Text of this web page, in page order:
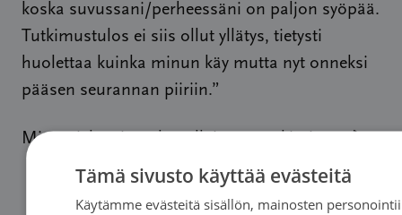
koska suvussani/perheessäni on paljon syöpää.
Tutkimustulos ei siis ollut yllätys, tietysti
huolettaa kuinka minun käy mutta nyt onneksi
pääsen seurannan piiriin.”
Mitä mieltä sinä olet tällaisesta tutkimisesta?
Tämä sivusto käyttää evästeitä
Käytämme evästeitä sisällön, mainosten